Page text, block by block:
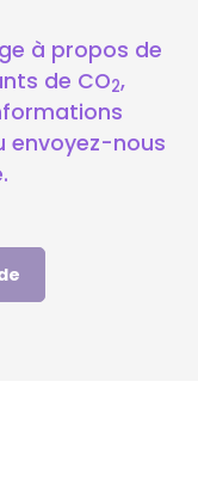
à propos de
de CO2,
envoyez-nous